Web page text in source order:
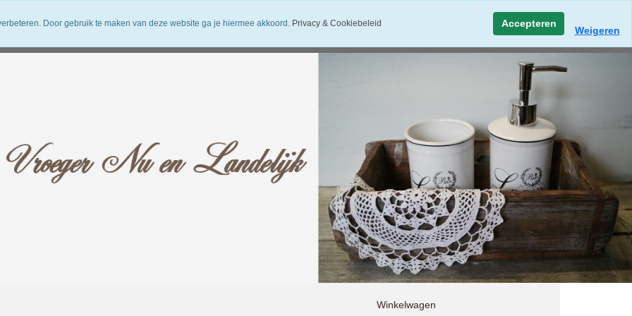
Verzendkosten Vroeger Nu en Landelijk
Winkelwagen
Door gebruik te maken van deze website ga je hiermee akkoord.Privacy & Cookiebeleid Accepteren
Weigeren